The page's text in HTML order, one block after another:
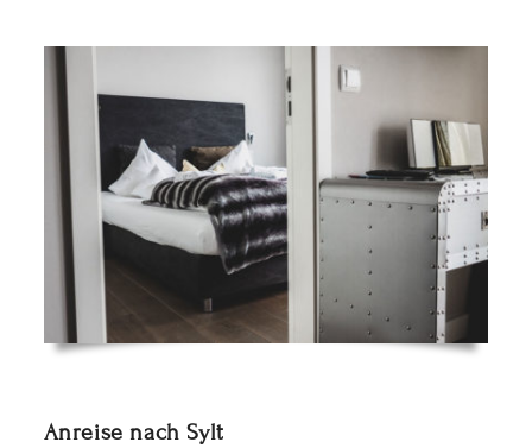
Anreise nach Sylt